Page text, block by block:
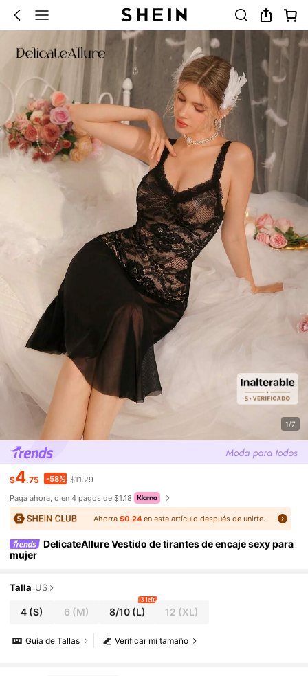
1/7
$4.75 -58% $11.29
Paga ahora, o en 4 pagos de $1.18
Ahorra $0.24en este artículo después de unirte.
DelicateAllure Vestido de tirantes de encaje sexy para
mujer
Talla US
4 (S) 6 (M) 8/10(L)
3 left
12 (XL)
Verificar mi tamaño
Guía de Tallas